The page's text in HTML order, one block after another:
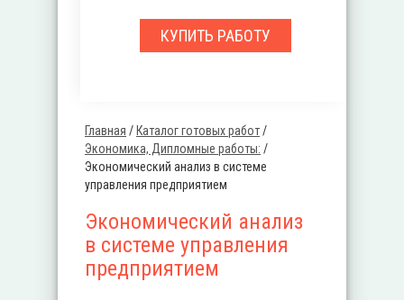
Вы здесь
Главная / Каталог готовых работ/
Экономика, Дипломные работы: /
Экономический анализ в системе
управления предприятием
Экономический анализ
в системе управления
предприятием
КУПИТЬ РАБОТУ